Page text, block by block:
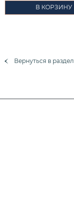
В КОРЗИНУ
Вернуться в раздел